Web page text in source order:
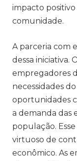
impacto
comunidade.
A parceria com
dessa iniciativa.
empregadores
necessidades
oportunidades
a demanda das
população.
virtuoso de
econômico. As